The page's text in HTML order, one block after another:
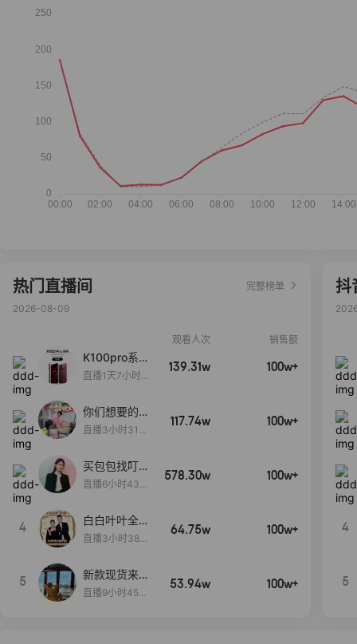
热门直播间
完整榜单
2026-08-09
观看人次 销售额
K100pro系列
新品预约中~
直播1天7小时4
139.31w 100w+
你们想要的
包！终于来
意！
直播3小时31分
117.74w 100w+
买包包找叮
当,一折购！
直播6小时43分
578.30w 100w+
4
白白叶叶全品
类好物补贴节
直播3小时38分
64.75w 100w+
5
新款现货来了
～
直播9小时45分
53.94w 100w+
抖
4
5